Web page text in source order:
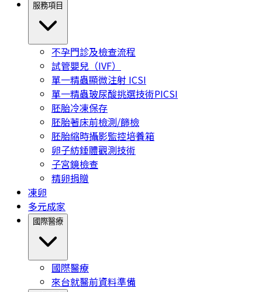
服務項目
不孕門診及檢查流程
試管嬰兒（IVF）
單一精蟲顯微注射 ICSI
單一精蟲玻尿酸挑選技術PICSI
胚胎冷凍保存
胚胎著床前檢測/篩檢
胚胎縮時攝影監控培養箱
卵子紡錘體觀測技術
子宮鏡檢查
精卵捐贈
凍卵
多元成家
國際醫療
國際醫療
來台就醫前資料準備